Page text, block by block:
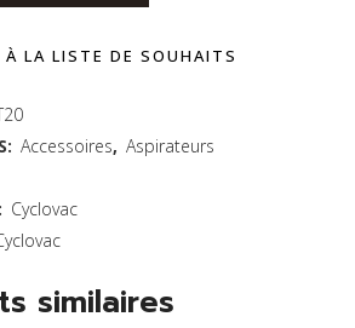
À LA LISTE DE SOUHAITS
Accessoires, Aspirateurs
Cyclovac
similaires